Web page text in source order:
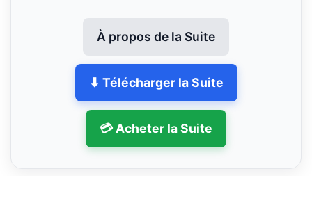
À propos de la Suite
⬇ Télécharger la Suite
💳 Acheter la Suite